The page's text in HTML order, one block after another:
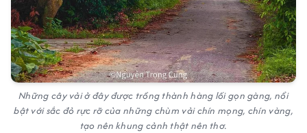
Những cây vải ở đây được trồng thành hàng lối gọn gàng, nổi
bật với sắc đỏ rực rỡ của những chùm vải chín mọng, chín vàng,
tạo nên khung cảnh thật nên thơ.